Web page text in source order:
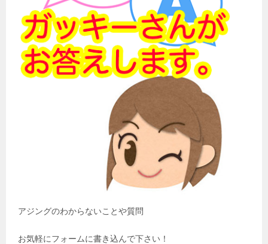
アジングのわからないことや質問
お気軽にフォームに書き込んで下さい！